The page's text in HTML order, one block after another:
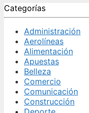
Categorías
Administración
Aerolíneas
Alimentación
Apuestas
Belleza
Comercio
Comunicación
Construcción